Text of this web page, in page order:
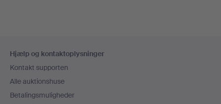
Hjælp og kontaktoplysninger
Kontakt supporten
Alle auktionshuse
Betalingsmuligheder